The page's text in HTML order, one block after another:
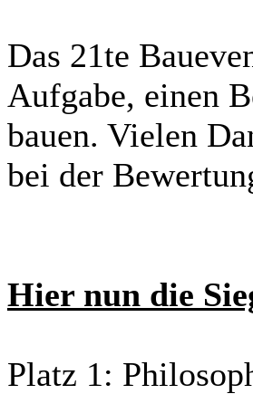
Das 21te
Aufgabe, einen
bauen. Vielen
bei der
Hier nun die
Platz 1: